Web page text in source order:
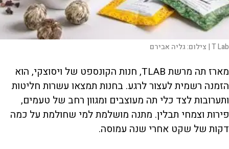
T Lab | צילום:גליה אבירם
מארז תה מרשת TLAB, חנות הקונספט של ויסוצקי, הוא
הזמנה רשמית לעצור לרגע. בחנות תמצאו עשרות חליטות
ותערובות לצד כלי תה מעוצבים ומגוון רחב של טעמים,
פירות וצמחי תבלין. מתנה מושלמת למי שחולמת על כמה
דקות של שקט אחרי שנה עמוסה.